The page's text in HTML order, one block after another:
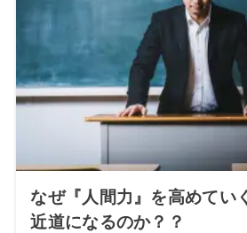
なぜ『人間力』を高めてい
近道になるのか？？